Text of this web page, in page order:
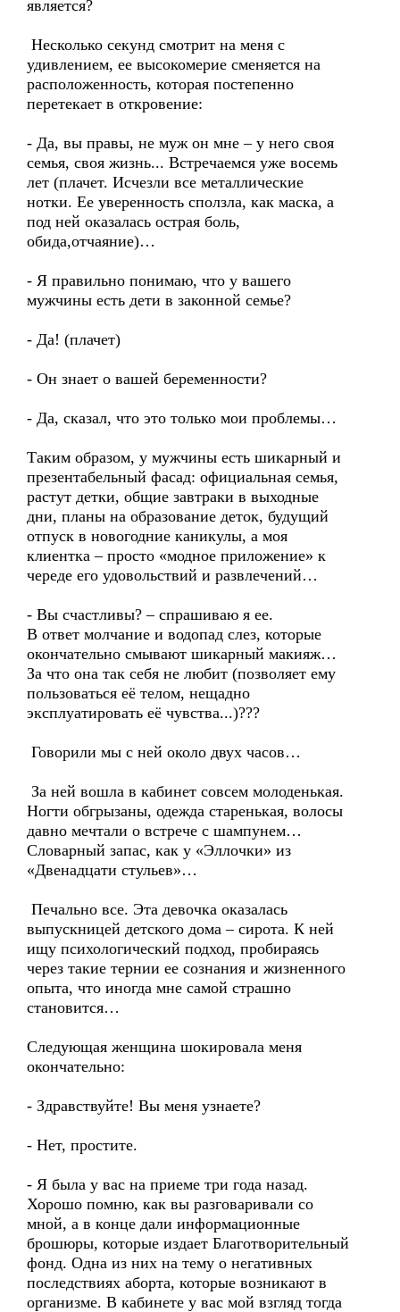
является?
Несколько секунд смотрит на меня с
удивлением, ее высокомерие сменяется на
расположенность, которая постепенно
перетекает в откровение:
- Да, вы правы, не муж он мне – у него своя
семья, своя жизнь... Встречаемся уже восемь
лет (плачет. Исчезли все металлические
нотки. Ее уверенность сползла, как маска, а
под ней оказалась острая боль,
обида,отчаяние)…
- Я правильно понимаю, что у вашего
мужчины есть дети в законной семье?
- Да! (плачет)
- Он знает о вашей беременности?
- Да, сказал, что это только мои проблемы…
Таким образом, у мужчины есть шикарный и
презентабельный фасад: официальная семья,
растут детки, общие завтраки в выходные
дни, планы на образование деток, будущий
отпуск в новогодние каникулы, а моя
клиентка – просто «модное приложение» к
череде его удовольствий и развлечений…
- Вы счастливы? – спрашиваю я ее.
В ответ молчание и водопад слез, которые
окончательно смывают шикарный макияж…
За что она так себя не любит (позволяет ему
пользоваться её телом, нещадно
эксплуатировать её чувства...)???
Говорили мы с ней около двух часов…
За ней вошла в кабинет совсем молоденькая.
Ногти обгрызаны, одежда старенькая, волосы
давно мечтали о встрече с шампунем…
Словарный запас, как у «Эллочки» из
«Двенадцати стульев»…
Печально все. Эта девочка оказалась
выпускницей детского дома – сирота. К ней
ищу психологический подход, пробираясь
через такие тернии ее сознания и жизненного
опыта, что иногда мне самой страшно
становится…
Следующая женщина шокировала меня
окончательно:
- Здравствуйте! Вы меня узнаете?
- Нет, простите.
- Я была у вас на приеме три года назад.
Хорошо помню, как вы разговаривали со
мной, а в конце дали информационные
брошюры, которые издает Благотворительный
фонд. Одна из них на тему о негативных
последствиях аборта, которые возникают в
организме. В кабинете у вас мой взгляд тогда